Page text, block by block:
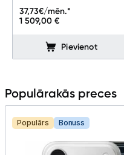
1 509,00 €
37,73€/mēn.*
Pievienot
Populārakās preces
Populārs Bonuss